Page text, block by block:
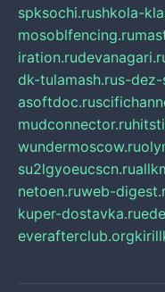
spksochi.rushkola-
mosoblfencing.ru
iration.ru
dk-tulamash.rus-dez-
asoftdoc.ru
mudconnector.ru
wundermoscow.ru
su2lgyoeucscn.ru
netoen.ruweb-
kuper-dostavka.ru
everafterclub.org